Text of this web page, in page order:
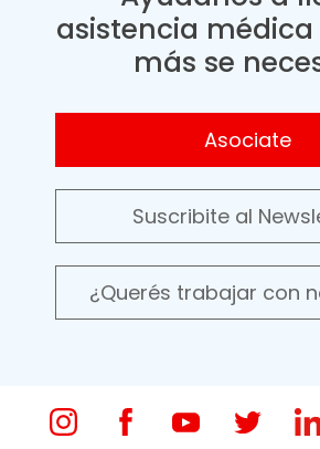
asistencia
más se
Asociate
Suscribite al
¿Querés trabajar con